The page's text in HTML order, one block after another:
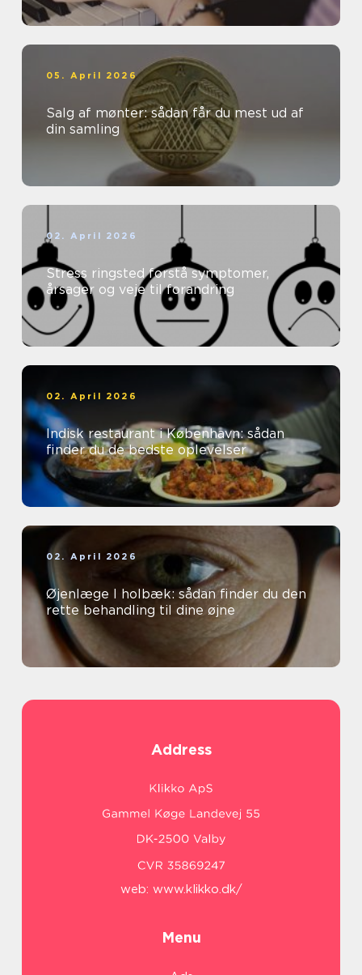
05. April 2026
Salg af mønter: sådan får du mest ud af
din samling
02. April 2026
Stress ringsted forstå symptomer,
årsager og veje til forandring
02. April 2026
Indisk restaurant i København: sådan
finder du de bedste oplevelser
02. April 2026
Øjenlæge I holbæk: sådan finder du den
rette behandling til dine øjne
Address
web: www.klikko.dk/
Menu